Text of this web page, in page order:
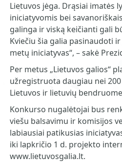
Lietuvos jėga. Drąsiai imatės
iniciatyvomis bei
galinga ir viską keičianti gali
Kviečiu šia galia pasinaudoti
metų iniciatyvas“, – sakė
Per metus „Lietuvos galios“
užregistruota daugiau nei
Lietuvos ir lietuvių
Konkurso nugalėtojai bus
viešu balsavimu ir komisijos
labiausiai patikusias
iki lapkričio 1 d. projekto
www.lietuvosgalia.lt.